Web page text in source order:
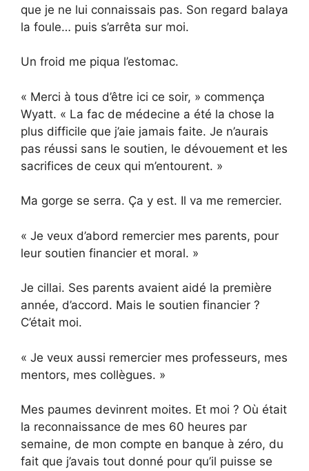
que je ne lui connaissais pas. Son regard balaya
la foule… puis s’arrêta sur moi.
Un froid me piqua l’estomac.
« Merci à tous d’être ici ce soir, » commença
Wyatt. « La fac de médecine a été la chose la
plus difficile que j’aie jamais faite. Je n’aurais
pas réussi sans le soutien, le dévouement et les
sacrifices de ceux qui m’entourent. »
Ma gorge se serra. Ça y est. Il va me remercier.
« Je veux d’abord remercier mes parents, pour
leur soutien financier et moral. »
Je cillai. Ses parents avaient aidé la première
année, d’accord. Mais le soutien financier ?
C’était moi.
« Je veux aussi remercier mes professeurs, mes
mentors, mes collègues. »
Mes paumes devinrent moites. Et moi ? Où était
la reconnaissance de mes 60 heures par
semaine, de mon compte en banque à zéro, du
fait que j’avais tout donné pour qu’il puisse se